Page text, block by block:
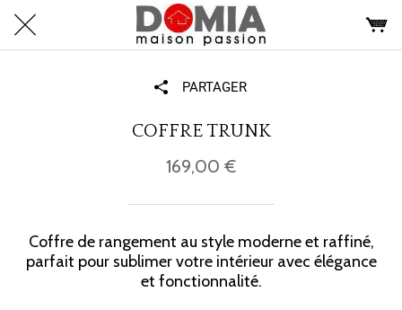
PARTAGER
COFFRE TRUNK
169,00 €
Coffre de rangement au style moderne et raffiné,
parfait pour sublimer votre intérieur avec élégance
et fonctionnalité.